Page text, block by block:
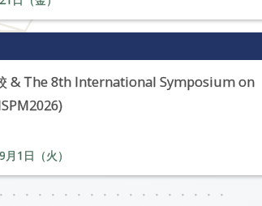
& The 8th International Symposium on
9月 1 日（火）